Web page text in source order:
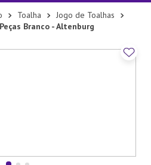
Toalha
Jogo de Toalhas
Branco - Altenburg